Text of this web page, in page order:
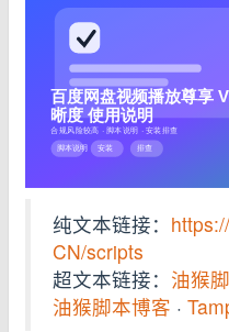
纯文本链接：
CN/scripts
超文本链接： 油猴
油猴脚本博客 ·